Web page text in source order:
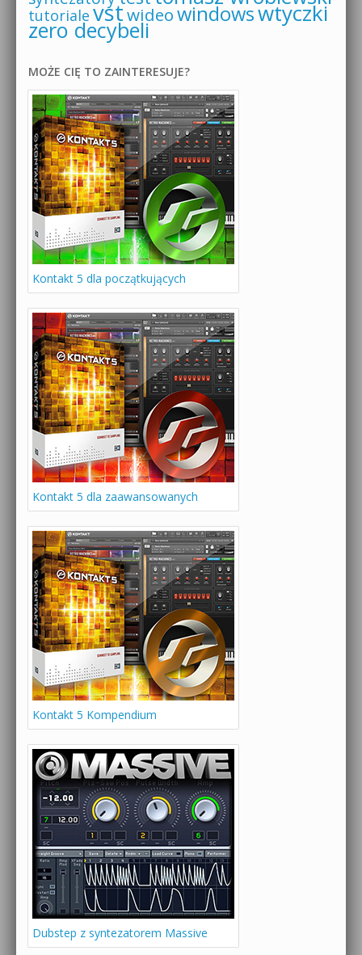
tutoriale vstwideowindowswtyczki
zero decybeli
MOŻE CIĘ TO ZAINTERESUJE?
Kontakt 5 dla początkujących
Kontakt 5 dla zaawansowanych
Kontakt 5 Kompendium
Dubstep z syntezatorem Massive